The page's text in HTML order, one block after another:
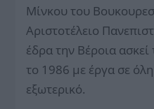
Μίνκου του
Αριστοτέλειο
έδρα την Βέροια ασκεί
το 1986 με έργα σε
εξωτερικό.